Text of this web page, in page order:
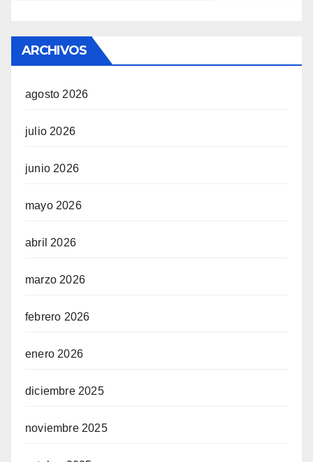
ARCHIVOS
agosto 2026
julio 2026
junio 2026
mayo 2026
abril 2026
marzo 2026
febrero 2026
enero 2026
diciembre 2025
noviembre 2025